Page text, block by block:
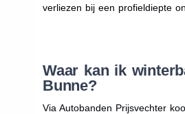
verliezen bij een profieldiepte
Waar kan ik
Bunne?
Via Autobanden Prijsvechter